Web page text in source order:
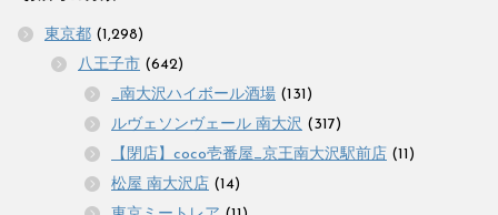
東京都 (1,298)
八王子市 (642)
_南大沢ハイボール酒場 (131)
ルヴェソンヴェール 南大沢 (317)
【閉店】coco壱番屋_京王南大沢駅前店 (11)
松屋 南大沢店 (14)